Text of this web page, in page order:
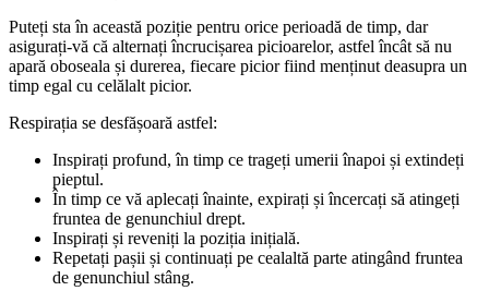
Puteți sta în această poziție pentru orice perioadă de timp, dar
asigurați-vă că alternați încrucișarea picioarelor, astfel încât să nu
apară oboseala și durerea, fiecare picior fiind menținut deasupra un
timp egal cu celălalt picior.
Respirația se desfășoară astfel:
Inspirați profund, în timp ce trageți umerii înapoi și extindeți
pieptul.
În timp ce vă aplecați înainte, expirați și încercați să atingeți
fruntea de genunchiul drept.
Inspirați și reveniți la poziția inițială.
Repetați pașii și continuați pe cealaltă parte atingând fruntea
de genunchiul stâng.